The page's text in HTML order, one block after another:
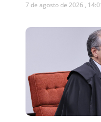
7 de agosto de 2026